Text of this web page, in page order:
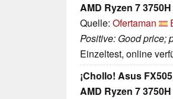
AMD Ryzen 7
Quelle: Ofertaman
Positive: Good price;
Einzeltest, online
¡Chollo! Asus
AMD Ryzen 7